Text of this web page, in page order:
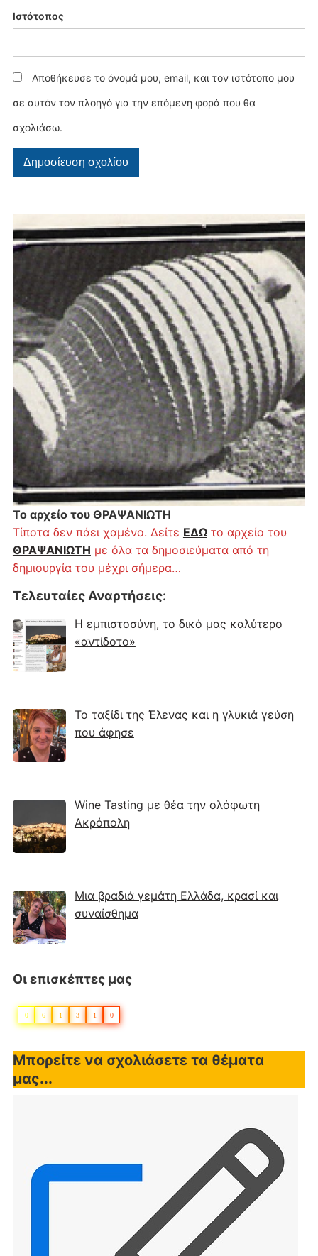
Το αρχείο του ΘΡΑΨΑΝΙΩΤΗ
Τίποτα δεν πάει χαμένο. Δείτε ΕΔΩτο αρχείο του
ΘΡΑΨΑΝΙΩΤΗ με όλα τα δημοσιεύματα από τη
δημιουργία του μέχρι σήμερα…
Τελευταίες Αναρτήσεις:
Η εμπιστοσύνη, το δικό μας καλύτερο
«αντίδοτο»
Το ταξίδι της Έλενας και η γλυκιά γεύση
που άφησε
Wine Tasting με θέα την ολόφωτη
Ακρόπολη
Μια βραδιά γεμάτη Ελλάδα, κρασί και
συναίσθημα
Οι επισκέπτες μας
0 6 1 3 1 0
Μπορείτε να σχολιάσετε τα θέματα
μας...
Ιστότοπος
Αποθήκευσε το όνομά μου, email, και τον ιστότοπο μου
σε αυτόν τον πλοηγό για την επόμενη φορά που θα
σχολιάσω.